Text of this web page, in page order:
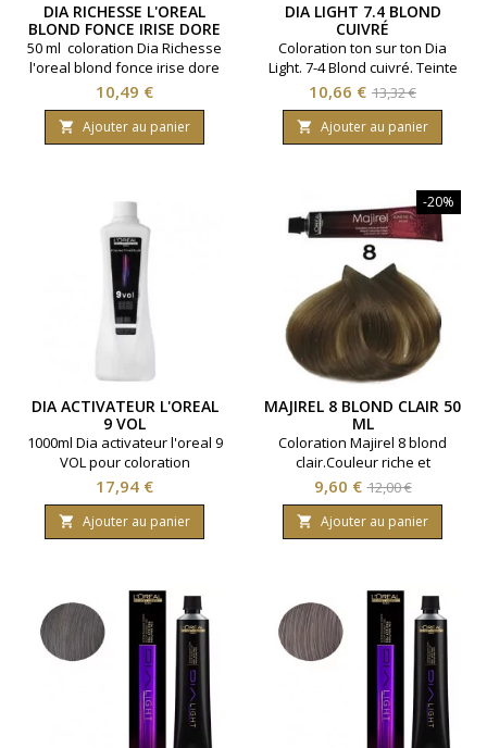
DIA RICHESSE L'OREAL
BLOND FONCE IRISE DORE
6,23
50 ml coloration Dia Richesse
l'oreal blond fonce irise dore
6,23
Prix
10,49 €
 Ajouter au panier
DIA LIGHT 7.4 BLOND
CUIVRÉ
Coloration ton sur ton Dia
Light. 7-4 Blond cuivré. Teinte
aux reflets chauds ou froids.
Marque L'Oreal
Professionnel. Contenance :
50 ml.
Prix
10,66 € Prix
de
base
13,32 €
 Ajouter au panier
DIA ACTIVATEUR L'OREAL
9 VOL
1000ml Dia activateur l'oreal 9
VOL pour coloration
Prix
17,94 €
 Ajouter au panier
-20%
MAJIREL 8 BLOND CLAIR 50
ML
Coloration Majirel 8 blond
clair.Couleur riche et
profonde. Parfum floral.
Marque : l'Oréal
professionnel. Contenance :
50 ml.
Prix
9,60 € Prix
de
base
12,00 €
 Ajouter au panier